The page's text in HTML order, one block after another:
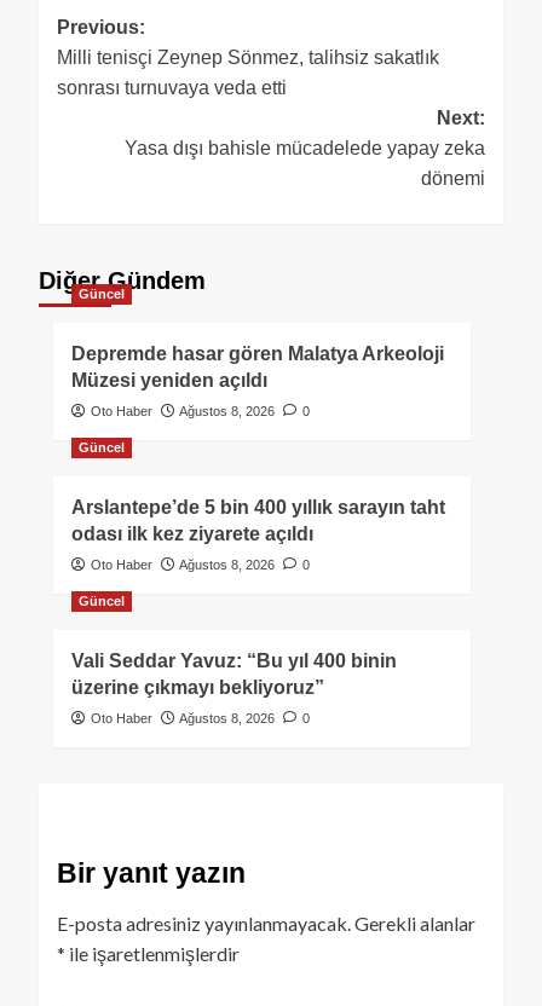
Previous:
Milli tenisçi Zeynep Sönmez, talihsiz sakatlık
sonrası turnuvaya veda etti
Next:
Yasa dışı bahisle mücadelede yapay zeka
dönemi
Diğer Gündem
Güncel
Depremde hasar gören Malatya Arkeoloji
Müzesi yeniden açıldı
Oto Haber Ağustos 8, 2026 0
Güncel
Arslantepe’de 5 bin 400 yıllık sarayın taht
odası ilk kez ziyarete açıldı
Oto Haber Ağustos 8, 2026 0
Güncel
Vali Seddar Yavuz: “Bu yıl 400 binin
üzerine çıkmayı bekliyoruz”
Oto Haber Ağustos 8, 2026 0
Bir yanıt yazın
E-posta adresiniz yayınlanmayacak.Gerekli alanlar
* ile işaretlenmişlerdir